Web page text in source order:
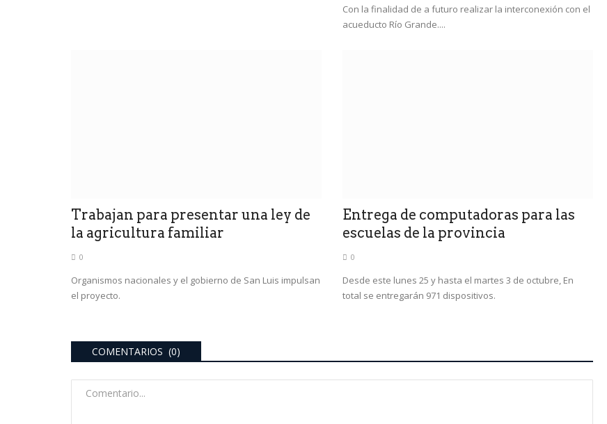
Con la finalidad de a futuro realizar la interconexión con el
acueducto Río Grande....
Trabajan para presentar una ley de
la agricultura familiar
0
Organismos nacionales y el gobierno de San Luis impulsan
el proyecto.
Entrega de computadoras para las
escuelas de la provincia
0
Desde este lunes 25 y hasta el martes 3 de octubre, En
total se entregarán 971 dispositivos.
COMENTARIOS (0)